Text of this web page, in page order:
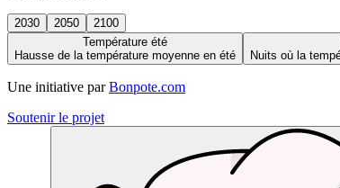
2030 2050
2100
Température été
Hausse de la température moyenne en été
Nuits où la
Une initiative par Bonpote.com
Soutenir le projet